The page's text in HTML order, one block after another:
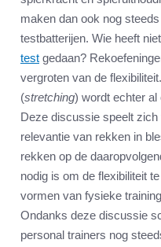
maken dan ook nog
testbatterijen. Wie heeft
test gedaan?
vergroten van de
(stretching) wordt echter al
Deze discussie speelt
relevantie van rekken in
rekken op de
nodig is om de flexibiliteit
vormen van fysieke
Ondanks deze discussie
personal trainers nog